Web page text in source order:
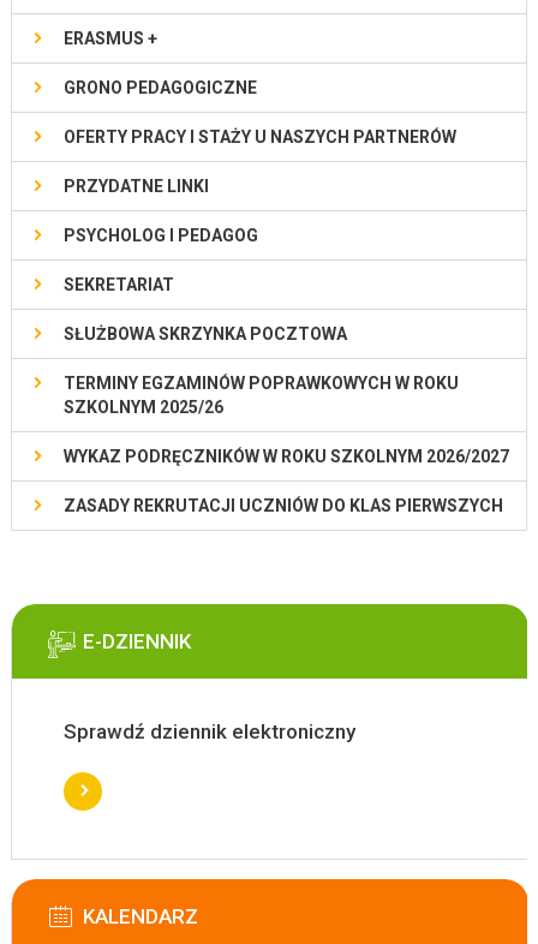
ERASMUS +
GRONO PEDAGOGICZNE
OFERTY PRACY I STAŻY U NASZYCH PARTNERÓW
PRZYDATNE LINKI
PSYCHOLOG I PEDAGOG
SEKRETARIAT
SŁUŻBOWA SKRZYNKA POCZTOWA
TERMINY EGZAMINÓW POPRAWKOWYCH W ROKU
SZKOLNYM 2025/26
WYKAZ PODRĘCZNIKÓW W ROKU SZKOLNYM 2026/2027
ZASADY REKRUTACJI UCZNIÓW DO KLAS PIERWSZYCH
E-DZIENNIK
Sprawdź dziennik elektroniczny
KALENDARZ